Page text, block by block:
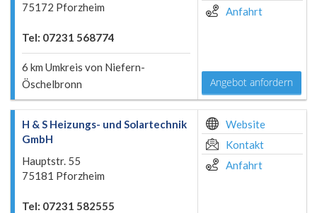
75172 Pforzheim
Tel: 07231 568774
6 km Umkreis von Niefern-
Öschelbronn
Anfahrt
Angebot anfordern
H & S Heizungs- und Solartechnik
GmbH
Hauptstr. 55
75181 Pforzheim
Tel: 07231 582555
Website
Kontakt
Anfahrt